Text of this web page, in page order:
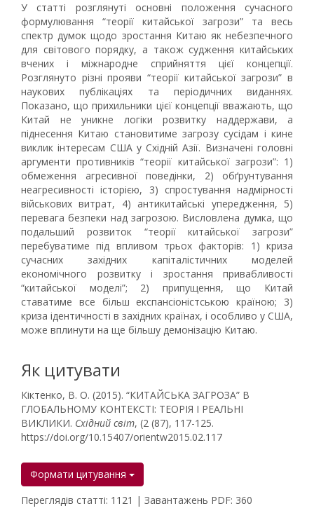
У статті розглянуті основні положення сучасного
формулювання “теорії китайської загрози” та весь
спектр думок щодо зростання Китаю як небезпечного
для світового порядку, а також судження китайських
вчених і міжнародне сприйняття цієї концепції.
Розглянуто різні прояви “теорії китайської загрози” в
наукових публікаціях та періодичних виданнях.
Показано, що прихильники цієї концепції вважають, що
Китай не уникне логіки розвитку наддержави, а
піднесення Китаю становитиме загрозу сусідам і кине
виклик інтересам США у Східній Азії. Визначені головні
аргументи противників “теорії китайської загрози”: 1)
обмеження агресивної поведінки, 2) обґрунтування
неагресивності історією, 3) спростування надмірності
військових витрат, 4) антикитайські упередження, 5)
перевага безпеки над загрозою. Висловлена думка, що
подальший розвиток “теорії китайської загрози”
перебуватиме під впливом трьох факторів: 1) криза
сучасних західних капіталістичних моделей
економічного розвитку і зростання привабливості
“китайської моделі”; 2) припущення, що Китай
ставатиме все більш експансіоністською країною; 3)
криза ідентичності в західних країнах, і особливо у США,
може вплинути на ще більшу демонізацію Китаю.
Як цитувати
Кіктенко, В. О. (2015). “КИТАЙСЬКА ЗАГРОЗА” В
ГЛОБАЛЬНОМУ КОНТЕКСТІ: ТЕОРІЯ І РЕАЛЬНІ
ВИКЛИКИ. Східний світ, (2 (87), 117-125.
https://doi.org/10.15407/orientw2015.02.117
Формати цитування
Переглядів статті: 1121 | Завантажень PDF: 360